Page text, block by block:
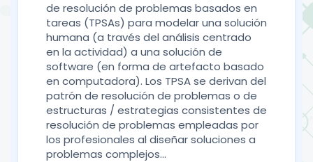
de resolución de problemas basados en
tareas (TPSAs) para modelar una solución
humana (a través del análisis centrado
en la actividad) a una solución de
software (en forma de artefacto basado
en computadora). Los TPSA se derivan del
patrón de resolución de problemas o de
estructuras / estrategias consistentes de
resolución de problemas empleadas por
los profesionales al diseñar soluciones a
problemas complejos...